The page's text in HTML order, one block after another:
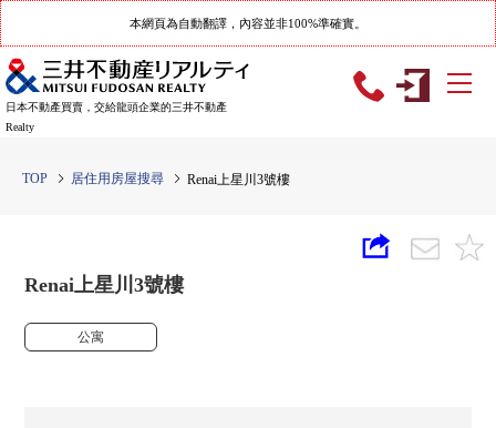
本網頁為自動翻譯，內容並非100%準確實。
日本不動產買賣，交給龍頭企業的三井不動產
Realty
TOP 居住用房屋搜尋 Renai上星川3號樓
Renai上星川3號樓
公寓